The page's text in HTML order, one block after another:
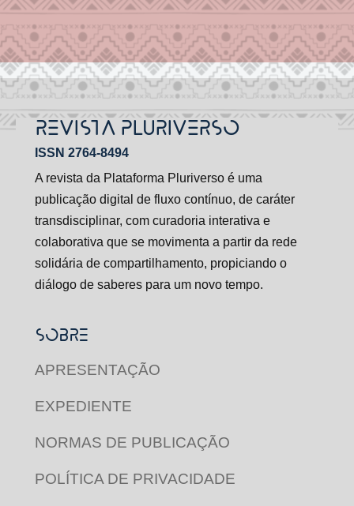
REVISTA PLURIVERSO
ISSN 2764-8494
A revista da Plataforma Pluriverso é uma
publicação digital de fluxo contínuo, de caráter
transdisciplinar, com curadoria interativa e
colaborativa que se movimenta a partir da rede
solidária de compartilhamento, propiciando o
diálogo de saberes para um novo tempo.
SOBRE
APRESENTAÇÃO
EXPEDIENTE
NORMAS DE PUBLICAÇÃO
POLÍTICA DE PRIVACIDADE